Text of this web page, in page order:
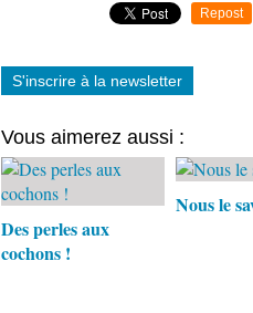
Repost
S'inscrire à la newsletter
Vous aimerez aussi :
Des perles aux
cochons !
Nous le